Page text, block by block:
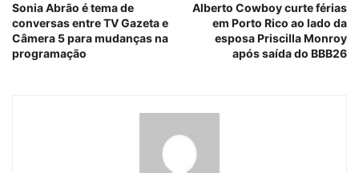
Sonia Abrão é tema de
conversas entre TV Gazeta e
Câmera 5 para mudanças na
programação
Alberto Cowboy curte férias
em Porto Rico ao lado da
esposa Priscilla Monroy
após saída do BBB26